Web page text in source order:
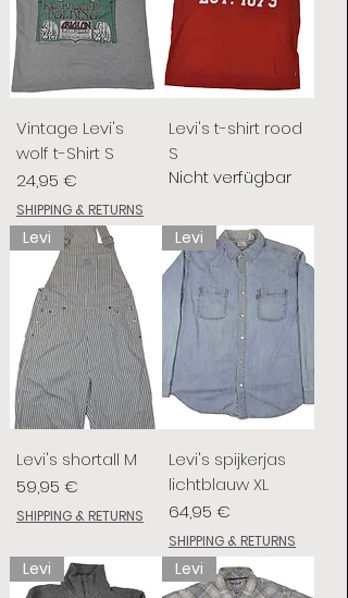
Vintage Levi's
wolf t-Shirt S
Preis
24,95 €
SHIPPING & RETURNS
Levi's t-shirt rood
S
Nicht verfügbar
Levi
Levi's shortall M
Preis
59,95 €
SHIPPING & RETURNS
Levi
Levi's spijkerjas
lichtblauw XL
Preis
64,95 €
SHIPPING & RETURNS
Levi Levi